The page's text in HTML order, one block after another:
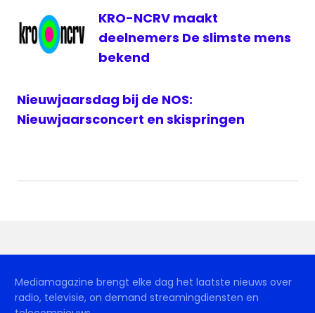
stream
finale
EK
KRO-NCRV maakt
deelnemers De slimste mens
bekend
Nieuwjaarsdag bij de NOS:
Nieuwjaarsconcert en skispringen
Mediamagazine brengt elke dag het laatste nieuws over
radio, televisie, on demand streamingdiensten en